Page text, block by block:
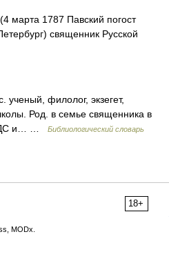
марта 1787 Павский погост
священник Русской
филолог, экзегет,
Род. в семье священника в
ДС и… …
Библиологический словарь
18+
MODx.